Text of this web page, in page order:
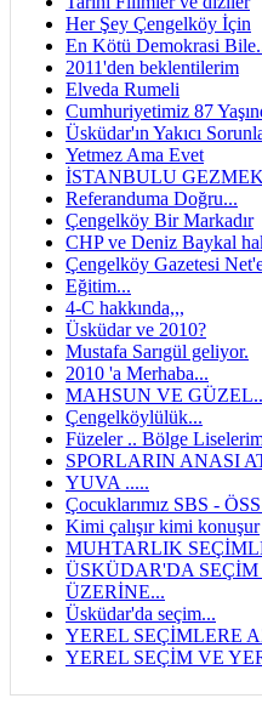
Her Şey Çengelköy İçin
En Kötü Demokrasi
2011'den beklentilerim
Elveda Rumeli
Cumhuriyetimiz 87
Üsküdar'ın Yakıcı
Yetmez Ama Evet
İSTANBULU
Referanduma Doğru...
Çengelköy Bir Markadır
CHP ve Deniz Baykal
Çengelköy Gazetesi
Eğitim...
4-C hakkında,,,
Üsküdar ve 2010?
Mustafa Sarıgül geliyor.
2010 'a Merhaba...
MAHSUN VE
Çengelköylülük...
Füzeler .. Bölge
SPORLARIN ANASI
YUVA .....
Çocuklarımız SBS -
Kimi çalışır kimi konuşur
MUHTARLIK
ÜSKÜDAR'DA
ÜZERİNE...
Üsküdar'da seçim...
YEREL SEÇİMLERE
YEREL SEÇİM VE